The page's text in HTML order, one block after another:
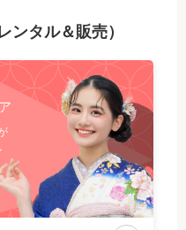
ンタル＆販売）